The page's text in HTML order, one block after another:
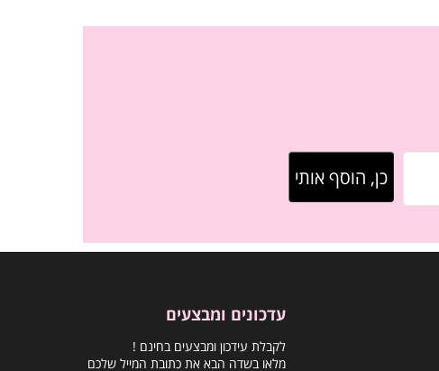
עדכונים ומבצעים
לקבלת עידכון ומבצעים בחינם !
מלאו בשדה הבא את כתובת המייל שלכם